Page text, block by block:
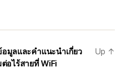
มูลและคำแนะนำเกี่ยว
อไร้สายที่ WiFi
Up ↑